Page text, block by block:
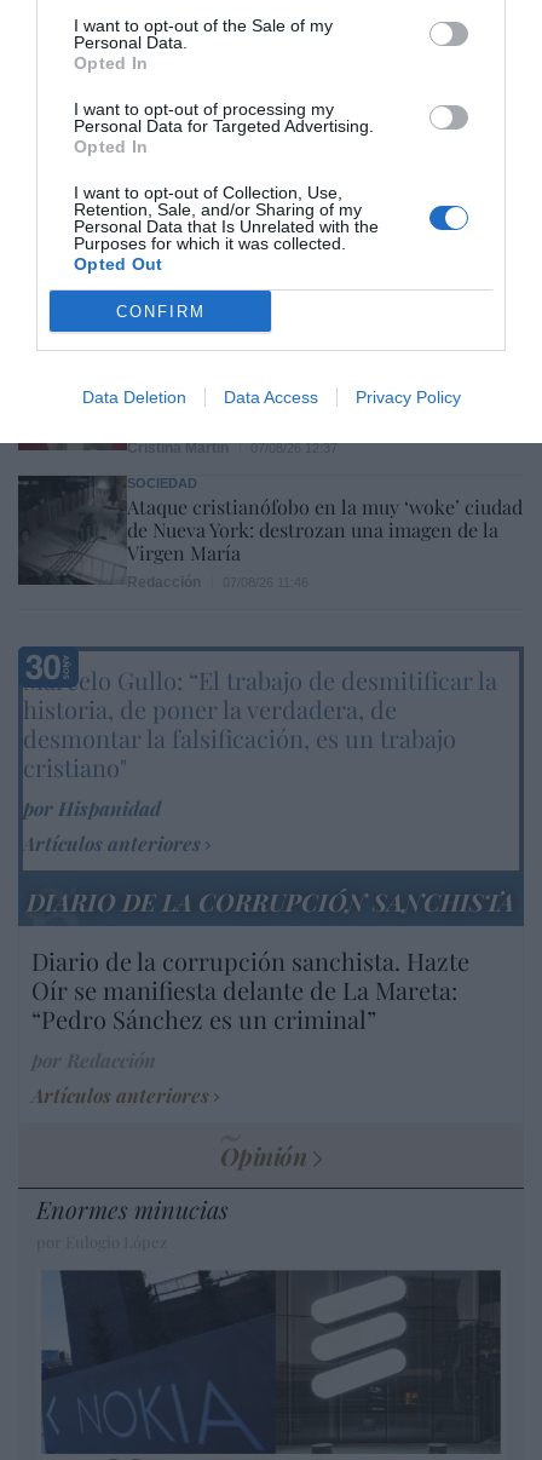
I want to opt-out of the Sale of my
Personal Data.
Opted In
I want to opt-out of processing my
Personal Data for Targeted Advertising.
Opted In
I want to opt-out of Collection, Use,
Retention, Sale, and/or Sharing of my
Personal Data that Is Unrelated with the
Purposes for which it was collected.
Opted Out
CONFIRM
Data Deletion Data Access Privacy Policy
ECONOMÍA
del peor fondo posible: Apollo... pero no
podrá hacerse con el control total
INTERNACIONAL
Venezuela. Comienza el diálogo entre
chavismo y un sector de la oposición, pero
los venezolanos quieren a Corina
José Ángel Gutiérrez 07/08/26 11:46
ECONOMÍA
usuarios de tren de alta velocidad caen un
Cristina Martín 07/08/26 12:37
SOCIEDAD
Ataque cristianófobo en la muy ‘woke’ ciudad
de Nueva York: destrozan una imagen de la
Virgen María
Marcelo Gullo: “El trabajo de desmitificar la
historia, de poner la verdadera, de
desmontar la falsificación, es un trabajo
cristiano"
por Hispanidad
Artículos anteriores
DIARIO DE LA CORRUPCIÓN SANCHISTA
Diario de la corrupción sanchista. Hazte
Oír se manifiesta delante de La Mareta:
“Pedro Sánchez es un criminal”
Artículos anteriores
Opinión
Enormes minucias